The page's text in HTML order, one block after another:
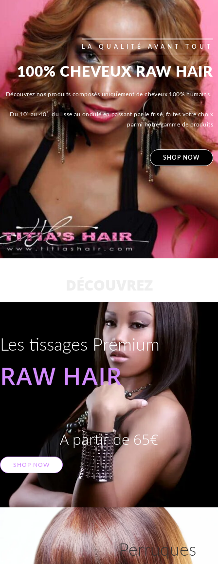
LA QUALITÉ AVANT TOUT
100% CHEVEUX RAW HAIR
Découvrez nos produits composés uniquement de cheveux 100% humains.
Du 10′ au 40′, du lisse au ondulé en passant par le frisé, faites votre choix
parmi notre gamme de produits
SHOP NOW
Les tissages Premium
RAW HAIR
A partir de 65€
SHOP NOW
Perruques